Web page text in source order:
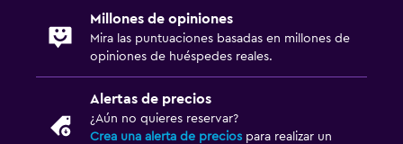
Millones de opiniones
Mira las puntuaciones basadas en millones de
opiniones de huéspedes reales.
Alertas de precios
¿Aún no quieres reservar?
Crea una alerta de precios para realizar un